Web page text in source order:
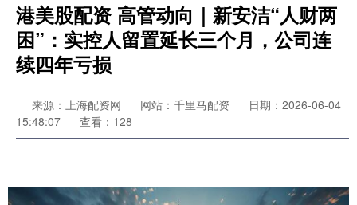
港美股配资 高管动向｜新安洁“人财两
困”：实控人留置延长三个月，公司连
续四年亏损
来源：上海配资网 网站：千里马配资
日期：2026-06-04
15:48:07
查看：128